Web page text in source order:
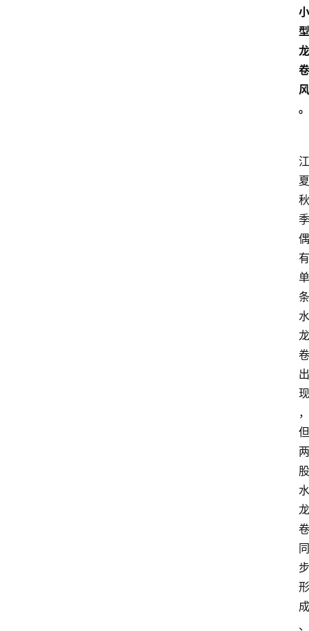
小
型
龙
卷
风
。
江
夏
秋
季
偶
有
单
条
水
龙
卷
出
现
，
但
两
股
水
龙
卷
同
步
形
成
、